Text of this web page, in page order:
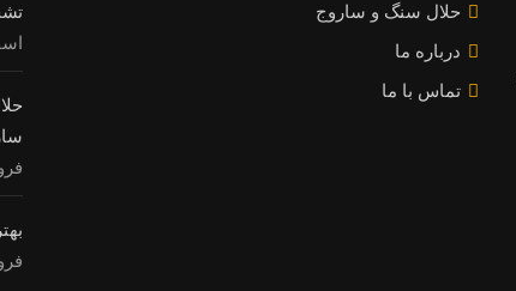
حلال سنگ و ساروج
درباره ما
تماس با ما